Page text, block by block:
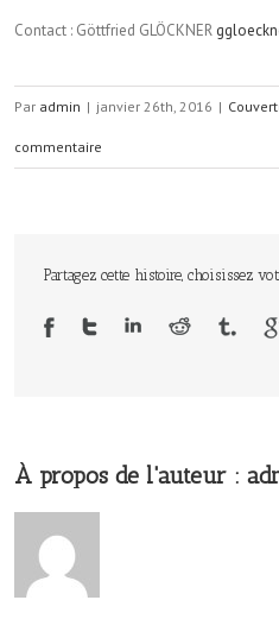
Contact : Göttfried GLÖCKNER
Par admin | janvier 26th, 2016 |
commentaire
Partagez cette histoire, choisissez
À propos de l'auteur :